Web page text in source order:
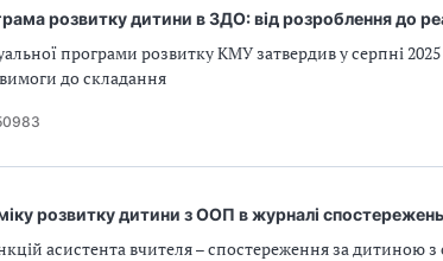
розвитку дитини в ЗДО: від розроблення до
програми розвитку КМУ затвердив у серпні 2025
до складання
розвитку дитини з ООП в журналі спостережень
асистента вчителя – спостереження за дитиною